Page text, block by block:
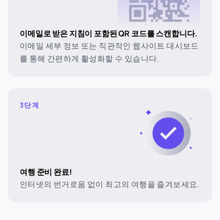
이메일로 받은 지침이 포함된 QR 코드를 스캔합니다.
이메일 세부 정보 또는 직관적인 웹사이트 대시보드
를 통해 간편하게 활성화할 수 있습니다.
3단계
여행 준비 완료!
인터넷의 번거로움 없이 최고의 여행을 즐겨보세요.